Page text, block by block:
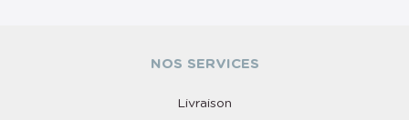
NOS SERVICES
Livraison